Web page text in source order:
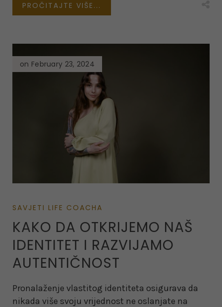
PROČITAJTE VIŠE...
on February 23, 2024
SAVJETI LIFE COACHA
KAKO DA OTKRIJEMO NAŠ
IDENTITET I RAZVIJAMO
AUTENTIČNOST
Pronalaženje vlastitog identiteta osigurava da
nikada više svoju vrijednost ne oslanjate na